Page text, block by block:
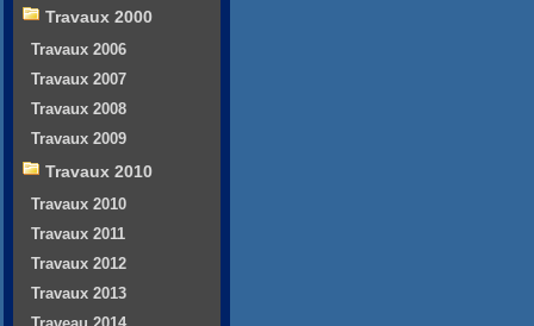
Travaux 2000
Travaux 2006
Travaux 2007
Travaux 2008
Travaux 2009
Travaux 2010
Travaux 2010
Travaux 2011
Travaux 2012
Travaux 2013